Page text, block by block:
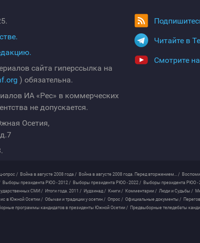
сайта гиперссылка на
) обязательна.
ИА «Рес» в коммерческих
не допускается.
Осетия,
Читайте в
Смотрите
опрос / Война в августе 2008 года / Война в августе 2008 года. Перед вторжением... /
Выборы президента РЮО - 2012 / Выборы президента РЮО - 2022 / Выборы президента РЮО -
СМИ / Итоги года. 2011 / Иудзинад / Книги / Комментарии / Люди и Судьбы /
в Южной Осетии / Обычаи и традиции у осетин / Опрос / Официальные документы /
программы кандидатов в президенты Южной Осетии / Предвыборные теледебаты